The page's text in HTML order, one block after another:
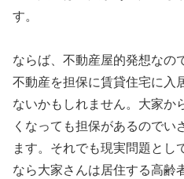
す。
ならば、不動産屋的発想なの
不動産を担保に賃貸住宅に入
ないかもしれません。大家か
くなっても担保があるのでい
ます。それでも現実問題とし
なら大家さんは居住する高齢